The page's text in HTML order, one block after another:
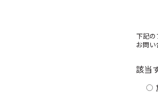
下記の
お問い
該当